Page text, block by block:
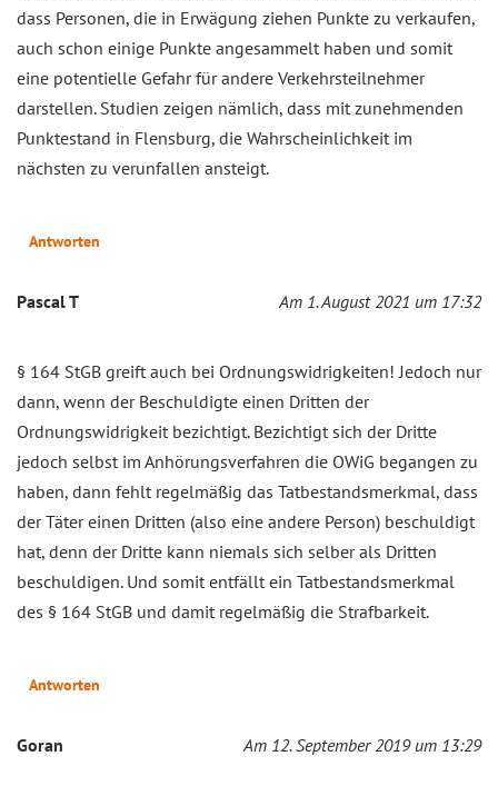
dass Personen, die in Erwägung ziehen Punkte zu verkaufen,
auch schon einige Punkte angesammelt haben und somit
eine potentielle Gefahr für andere Verkehrsteilnehmer
darstellen. Studien zeigen nämlich, dass mit zunehmenden
Punktestand in Flensburg, die Wahrscheinlichkeit im
nächsten zu verunfallen ansteigt.
Antworten
Pascal T Am 1. August 2021 um 17:32
§ 164 StGB greift auch bei Ordnungswidrigkeiten! Jedoch nur
dann, wenn der Beschuldigte einen Dritten der
Ordnungswidrigkeit bezichtigt. Bezichtigt sich der Dritte
jedoch selbst im Anhörungsverfahren die OWiG begangen zu
haben, dann fehlt regelmäßig das Tatbestandsmerkmal, dass
der Täter einen Dritten (also eine andere Person) beschuldigt
hat, denn der Dritte kann niemals sich selber als Dritten
beschuldigen. Und somit entfällt ein Tatbestandsmerkmal
des § 164 StGB und damit regelmäßig die Strafbarkeit.
Antworten
Goran Am 12. September 2019 um 13:29